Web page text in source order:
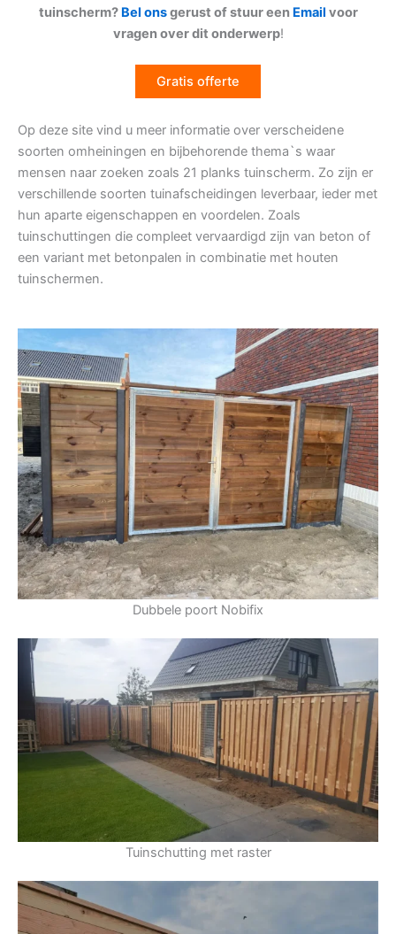
tuinscherm? Bel onsgerust of stuur een Email voor
vragen over dit onderwerp!
Gratis offerte
Op deze site vind u meer informatie over verscheidene
soorten omheiningen en bijbehorende thema`s waar
mensen naar zoeken zoals 21 planks tuinscherm. Zo zijn er
verschillende soorten tuinafscheidingen leverbaar, ieder met
hun aparte eigenschappen en voordelen. Zoals
tuinschuttingen die compleet vervaardigd zijn van beton of
een variant met betonpalen in combinatie met houten
tuinschermen.
Dubbele poort Nobifix
Tuinschutting met raster